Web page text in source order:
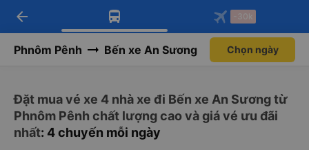
Tải app Vexere ngay!
Nhận ưu đãi thành viên độc
Mở app
Tải app Vexere
-30k/ghế khi đặt vé máy bay qua
Mở app
arrow_back -30k
Phnôm Pênh Bến xe An Sương Chọn ngày
Đặt mua vé xe 4 nhà xe đi Bến xe An Sương từ
Phnôm Pênh chất lượng cao và giá vé ưu đãi
nhất: 4 chuyến mỗi ngày